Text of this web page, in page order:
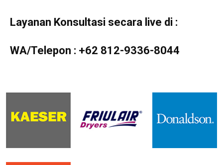
Layanan Konsultasi secara live di :
WA/Telepon : +62 812-9336-8044